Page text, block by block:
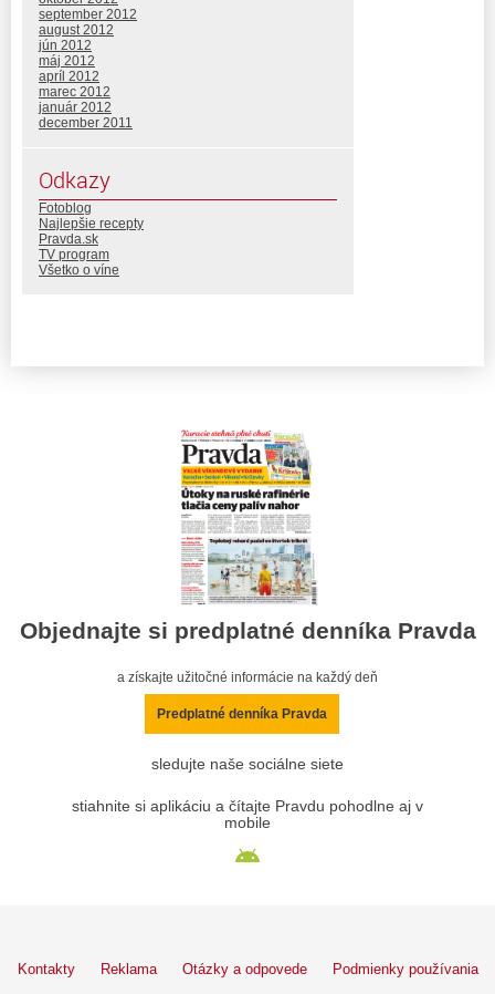
september 2012
august 2012
jún 2012
máj 2012
apríl 2012
marec 2012
január 2012
december 2011
Odkazy
Fotoblog
Najlepšie recepty
Pravda.sk
TV program
Všetko o víne
Objednajte si predplatné denníka Pravda
a získajte užitočné informácie na každý deň
Predplatné denníka Pravda
sledujte naše sociálne siete
stiahnite si aplikáciu a čítajte Pravdu pohodlne aj v
mobile
Kontakty Reklama Otázky a odpovede Podmienky používania